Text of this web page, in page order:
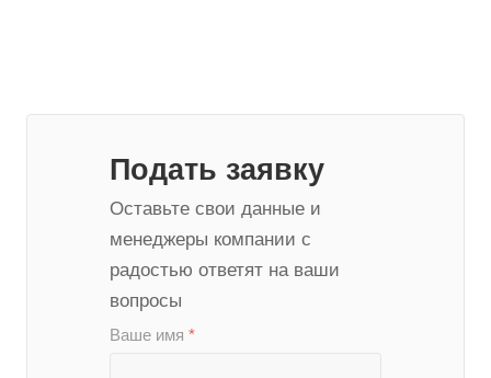
Подать заявку
Оставьте свои данные и
менеджеры компании с
радостью ответят на ваши
вопросы
Ваше имя *